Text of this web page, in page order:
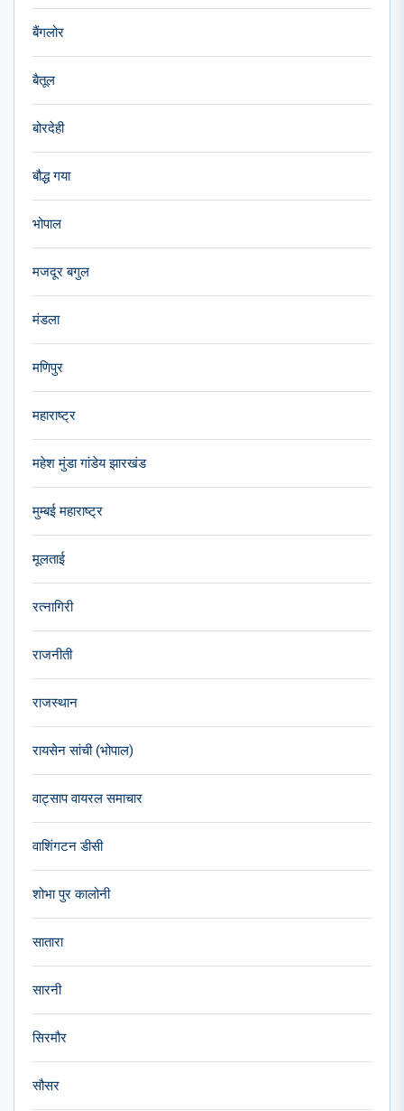
बैंगलोर
बैतूल
बोरदेही
बौद्ध गया
भोपाल
मजदूर बगुल
मंडला
मणिपुर
महाराष्ट्र
महेश मुंडा गांडेय झारखंड
मुम्बई महाराष्ट्र
मूलताई
रत्नागिरी
राजनीती
राजस्थान
रायसेन सांची (भोपाल)
वाट्साप वायरल समाचार
वाशिंगटन डीसी
शोभा पुर कालोनी
सातारा
सारनी
सिरमौर
सौसर